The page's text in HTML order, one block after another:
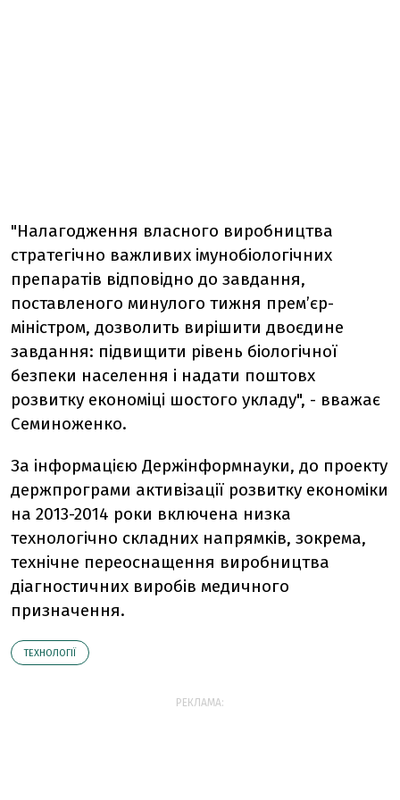
"Налагодження власного виробництва
стратегічно важливих імунобіологічних
препаратів відповідно до завдання,
поставленого минулого тижня прем’єр-
міністром, дозволить вирішити двоєдине
завдання: підвищити рівень біологічної
безпеки населення і надати поштовх
розвитку економіці шостого укладу", - вважає
Семиноженко.
За інформацією Держінформнауки, до проекту
держпрограми активізації розвитку економіки
на 2013-2014 роки включена низка
технологічно складних напрямків, зокрема,
технічне переоснащення виробництва
діагностичних виробів медичного
призначення.
ТЕХНОЛОГІЇ
РЕКЛАМА: